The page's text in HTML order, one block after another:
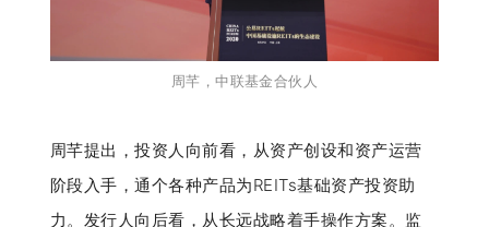
周芊，中联基金合伙人
周芊提出，投资人向前看，从资产创设和资产运营
阶段入手，通个各种产品为REITs基础资产投资助
力。发行人向后看，从长远战略着手操作方案。监